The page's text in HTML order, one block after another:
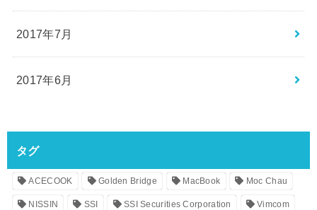
2017年7月
2017年6月
タグ
ACECOOK Golden Bridge MacBook Moc Chau
NISSIN SSI SSI Securities Corporation Vimcom